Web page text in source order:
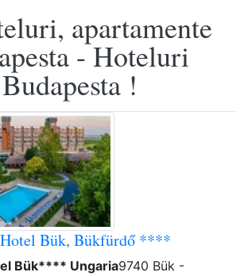
apartamente
- Hoteluri
Budapesta !
Bük, Bükfürdő ****
Bük**** Ungaria9740 Bük -